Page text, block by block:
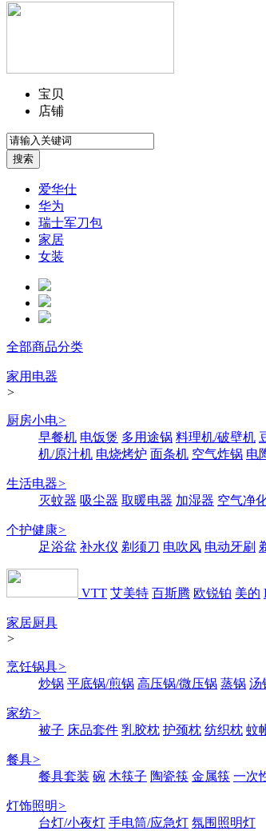
宝贝
店铺
爱华仕
华为
瑞士军刀包
家居
女装
全部商品分类
家用电器
>
厨房小电>
早餐机 电饭煲 多用途锅 料理机/破壁机
机/原汁机 电烧烤炉 面条机 空气炸锅 电
生活电器>
灭蚊器 吸尘器 取暖电器 加湿器 空气净
个护健康>
足浴盆 补水仪 剃须刀 电吹风 电动牙刷
VTT 艾美特 百斯腾 欧锐铂 美的
家居厨具
>
烹饪锅具>
炒锅 平底锅/煎锅 高压锅/微压锅 蒸锅 汤
家纺>
被子 床品套件 乳胶枕 护颈枕 纺织枕 蚊
餐具>
餐具套装 碗 木筷子 陶瓷筷 金属筷 一次
灯饰照明>
台灯/小夜灯 手电筒/应急灯 氛围照明灯